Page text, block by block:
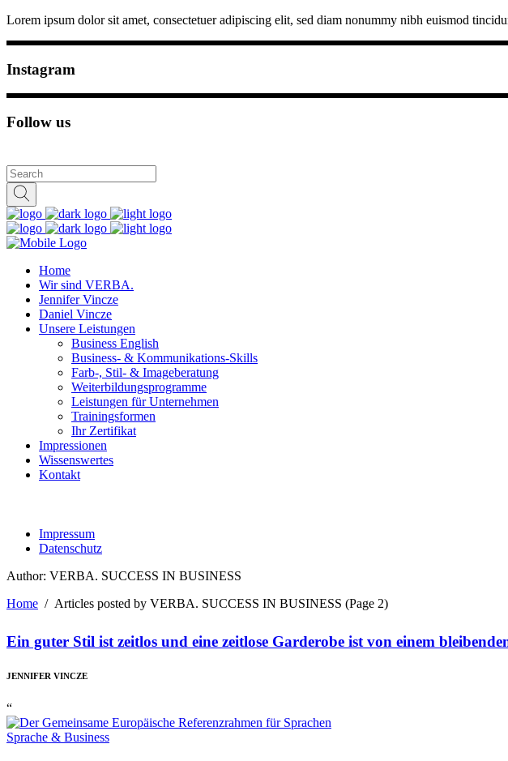
Lorem ipsum dolor sit amet, consectetuer adipiscing elit, sed diam nonummy nibh euismod
Instagram
Follow us
Home
Wir sind VERBA.
Jennifer Vincze
Daniel Vincze
Unsere Leistungen
Business English
Business- & Kommunikations-Skills
Farb-, Stil- & Imageberatung
Weiterbildungsprogramme
Leistungen für Unternehmen
Trainingsformen
Ihr Zertifikat
Impressionen
Wissenswertes
Kontakt
Impressum
Datenschutz
Author: VERBA. SUCCESS IN BUSINESS
Home / Articles posted by VERBA. SUCCESS IN BUSINESS (Page 2)
Ein guter Stil ist zeitlos und eine zeitlose Garderobe ist von einem
JENNIFER VINCZE
“
Sprache & Business